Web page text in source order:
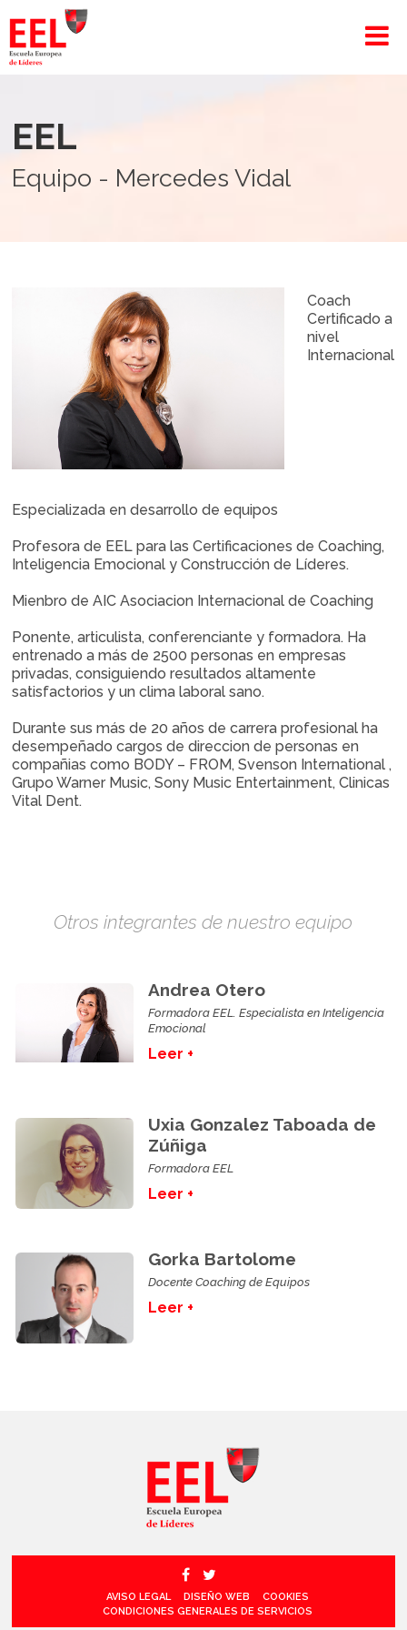
EEL
Equipo - Mercedes Vidal
Coach
Certificado a
nivel
Internacional
Especializada en desarrollo de equipos
Profesora de EEL para las Certificaciones de Coaching,
Inteligencia Emocional y Construcción de Líderes.
Mienbro de AIC Asociacion Internacional de Coaching
Ponente, articulista, conferenciante y formadora. Ha
entrenado a más de 2500 personas en empresas
privadas, consiguiendo resultados altamente
satisfactorios y un clima laboral sano.
Durante sus más de 20 años de carrera profesional ha
desempeñado cargos de direccion de personas en
compañias como BODY – FROM, Svenson International ,
Grupo Warner Music, Sony Music Entertainment, Clinicas
Vital Dent.
Otros integrantes de nuestro equipo
Andrea Otero
Formadora EEL. Especialista en Inteligencia
Emocional
Leer +
Uxia Gonzalez Taboada de
Zúñiga
Formadora EEL
Leer +
Gorka Bartolome
Docente Coaching de Equipos
Leer +
AVISO LEGAL DISEÑO WEB
COOKIES
CONDICIONES GENERALES DE SERVICIOS